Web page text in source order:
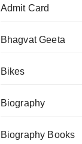
Admit Card
Bhagvat Geeta
Bikes
Biography
Biography Books